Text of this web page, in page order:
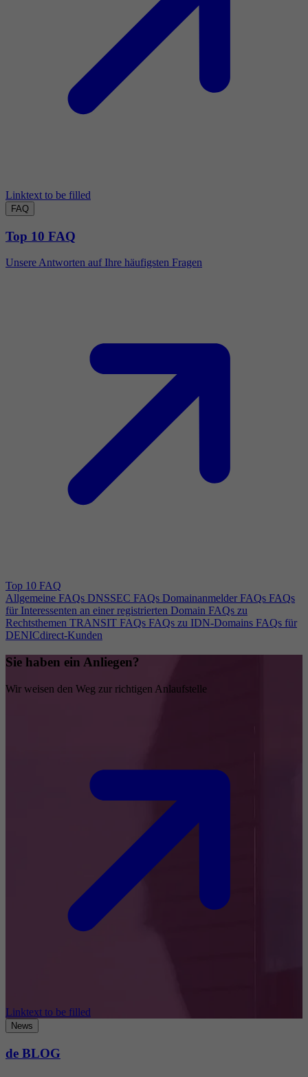
Linktext to be filled
FAQ
Top 10 FAQ
Unsere Antworten auf Ihre häufigsten Fragen
Top 10 FAQ
Allgemeine FAQs DNSSEC FAQs Domainanmelder FAQs FAQs
für Interessenten an einer registrierten Domain FAQs zu
Rechtsthemen TRANSIT FAQs FAQs zu IDN-Domains FAQs für
DENICdirect-Kunden
Sie haben ein Anliegen?
Wir weisen den Weg zur richtigen Anlaufstelle
Linktext to be filled
News
de BLOG